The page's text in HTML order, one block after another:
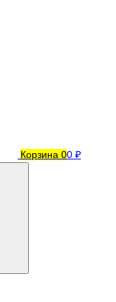
Корзина 00 ₽